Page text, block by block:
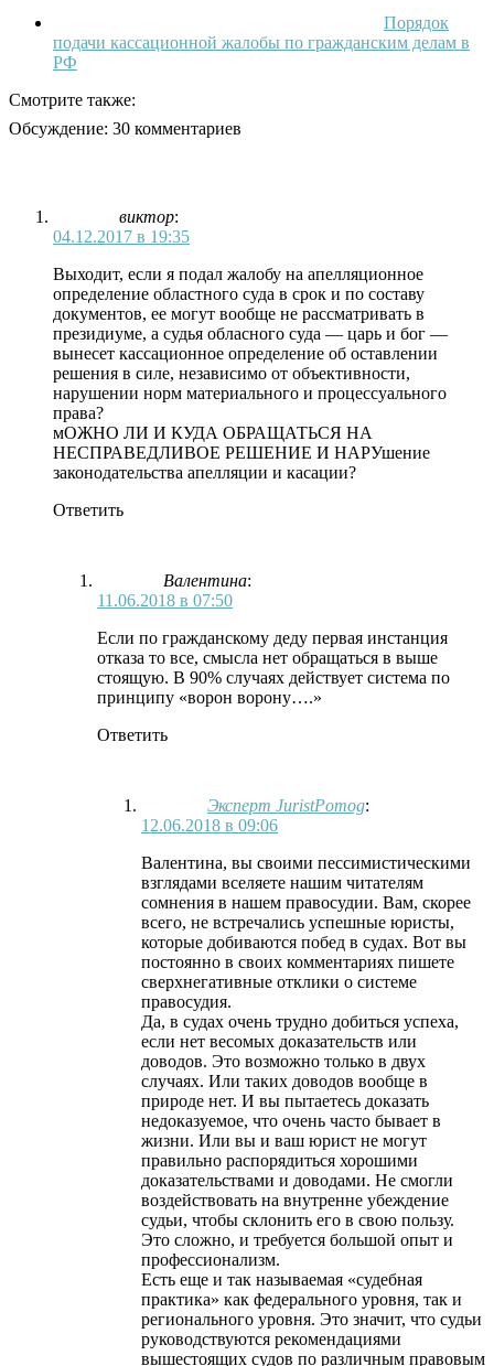
Порядок
подачи кассационной жалобы по гражданским делам в
РФ
Смотрите также:
Обсуждение: 30 комментариев
виктор:
04.12.2017 в 19:35
Выходит, если я подал жалобу на апелляционное
определение областного суда в срок и по составу
документов, ее могут вообще не рассматривать в
президиуме, а судья обласного суда — царь и бог —
вынесет кассационное определение об оставлении
решения в силе, независимо от объективности,
нарушении норм материального и процессуального
права?
мОЖНО ЛИ И КУДА ОБРАЩАТЬСЯ НА
НЕСПРАВЕДЛИВОЕ РЕШЕНИЕ И НАРУшение
законодательства апелляции и касации?
Ответить
Валентина:
11.06.2018 в 07:50
Если по гражданскому деду первая инстанция
отказа то все, смысла нет обращаться в выше
стоящую. В 90% случаях действует система по
принципу «ворон ворону….»
Ответить
Эксперт JuristPomog:
12.06.2018 в 09:06
Валентина, вы своими пессимистическими
взглядами вселяете нашим читателям
сомнения в нашем правосудии. Вам, скорее
всего, не встречались успешные юристы,
которые добиваются побед в судах. Вот вы
постоянно в своих комментариях пишете
сверхнегативные отклики о системе
правосудия.
Да, в судах очень трудно добиться успеха,
если нет весомых доказательств или
доводов. Это возможно только в двух
случаях. Или таких доводов вообще в
природе нет. И вы пытаетесь доказать
недоказуемое, что очень часто бывает в
жизни. Или вы и ваш юрист не могут
правильно распорядиться хорошими
доказательствами и доводами. Не смогли
воздействовать на внутренне убеждение
судьи, чтобы склонить его в свою пользу.
Это сложно, и требуется большой опыт и
профессионализм.
Есть еще и так называемая «судебная
практика» как федерального уровня, так и
регионального уровня. Это значит, что судьи
руководствуются рекомендациями
вышестоящих судов по различным правовым